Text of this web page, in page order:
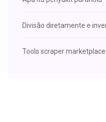
Divisão diretamente e
Tools scraper marketplace